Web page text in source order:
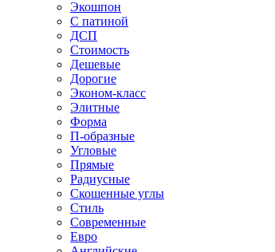
Экошпон
С патиной
ДСП
Стоимость
Дешевые
Дорогие
Эконом-класс
Элитные
Форма
П-образные
Угловые
Прямые
Радиусные
Скошенные углы
Стиль
Современные
Евро